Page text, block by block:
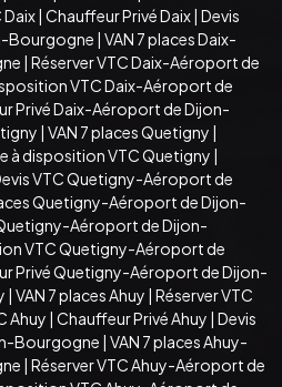
Daix| Chauffeur Privé Daix| Devis
Bourgogne | VAN 7 places Daix-
| Réserver VTC Daix-Aéroport de
VTC Daix-Aéroport de
Privé Daix-Aéroport de Dijon-
| VAN 7 places Quetigny |
à disposition VTC Quetigny |
VTC Quetigny-Aéroport de
Quetigny-Aéroport de Dijon-
Aéroport de Dijon-
VTC Quetigny-Aéroport de
Privé Quetigny-Aéroport de Dijon-
| VAN 7 places Ahuy | Réserver VTC
Ahuy | Chauffeur Privé Ahuy | Devis
Bourgogne | VAN 7 places Ahuy-
| Réserver VTC Ahuy-Aéroport de